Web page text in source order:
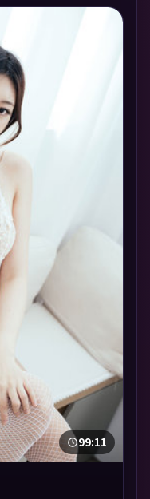
99:11